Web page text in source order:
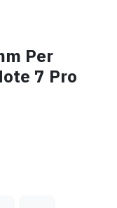
Per
7 Pro